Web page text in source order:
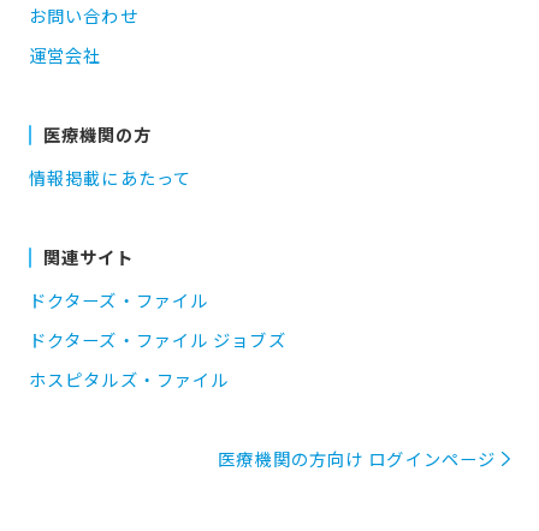
お問い合わせ
運営会社
医療機関の方
情報掲載にあたって
関連サイト
ドクターズ・ファイル
ドクターズ・ファイル ジョブズ
ホスピタルズ・ファイル
医療機関の方向け ログインページ